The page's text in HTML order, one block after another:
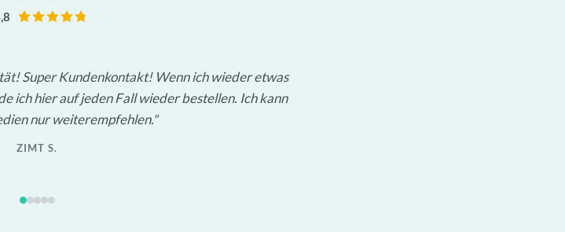
Super Kundenkontakt! Wenn ich wieder etwas
ich hier auf jeden Fall wieder bestellen. Ich kann
nur weiterempfehlen.
ZIMT S.